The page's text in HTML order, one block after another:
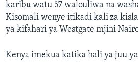
karibu watu 67 walouliwa na
Kisomali wenye itikadi kali za
ya kifahari ya Westgate mjini
Kenya imekua katika hali ya juu